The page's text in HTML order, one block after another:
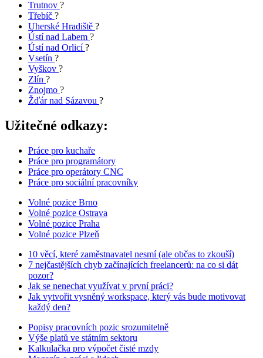
Trutnov ?
Třebíč ?
Uherské Hradiště ?
Ústí nad Labem ?
Ústí nad Orlicí?
Vsetín ?
Vyškov ?
Zlín ?
Znojmo ?
Žďár nad Sázavou ?
Užitečné odkazy:
Práce pro kuchaře
Práce pro programátory
Práce pro operátory CNC
Práce pro sociální pracovníky
Volné pozice Brno
Volné pozice Ostrava
Volné pozice Praha
Volné pozice Plzeň
10 věcí, které zaměstnavatel nesmí (ale občas to zkouší)
7 nejčastějších chyb začínajících freelancerů: na co si dát
pozor?
Jak se nenechat využívat v první práci?
Jak vytvořit vysněný workspace, který vás bude motivovat
každý den?
Popisy pracovních pozic srozumitelně
Výše platů ve státním sektoru
Kalkulačka pro výpočet čisté mzdy